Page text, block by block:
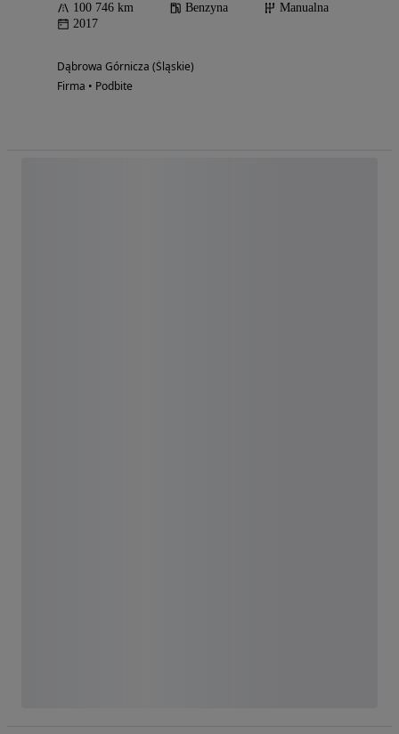
100 746 km Benzyna
Manualna
2017
Dąbrowa Górnicza (Śląskie)
Firma • Podbite